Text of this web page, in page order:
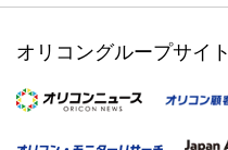
オリコングループサイト